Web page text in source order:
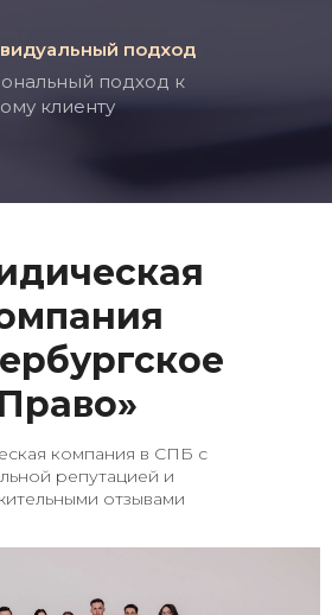
подход
подход к
клиенту
Право»
компания в СПБ с
репутацией и
отзывами